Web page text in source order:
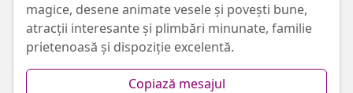
magice, desene animate vesele și povești bune,
atracții interesante și plimbări minunate, familie
prietenoasă și dispoziție excelentă.
Copiază mesajul